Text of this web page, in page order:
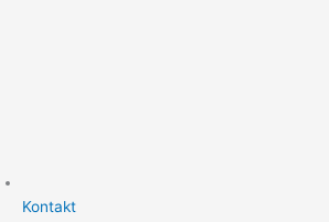
Kontakt